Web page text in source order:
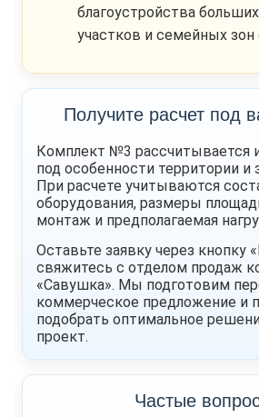
благоустройства
участков и семейных зон
Получите расчет под
Комплект №3 рассчитывается
под особенности территории и
При расчете учитываются
оборудования, размеры
монтаж и предполагаемая
Оставьте заявку через кнопку
свяжитесь с отделом продаж
«Савушка». Мы подготовим
коммерческое предложение и
подобрать оптимальное
проект.
Частые